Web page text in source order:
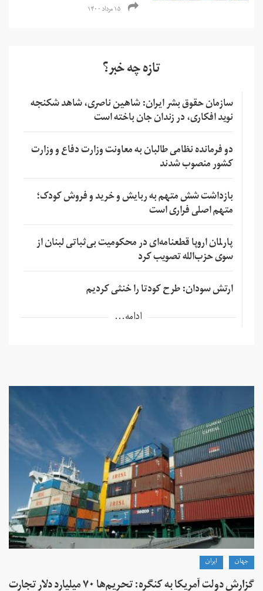
۱۵ مرداد ۱۴۰۰
تازه چه خبر؟
سازمان حقوق بشر ایران: شاهین ناصری، شاهد شکنجه
نوید افکاری، در زندان جان باخته است
دو فرمانده نظامی طالبان به معاونت وزارت دفاع و وزارت
کشور منصوب شدند
بازداشت شش متهم به ربایش و خرید و فروش کودک؛
متهم اصلی فراری است
پارلمان اروپا قطعنامه‌ای در محکومیت بی‌ثباتی لبنان از
سوی حزب‌الله تصویب کرد
ارتش سودان: طرح کودتا را خنثی کردیم
ادامه...
جهان ايران
گزارش دولت آمریکا به کنگره: تحریم‌ها ۷۰ میلیارد دلار تجارت